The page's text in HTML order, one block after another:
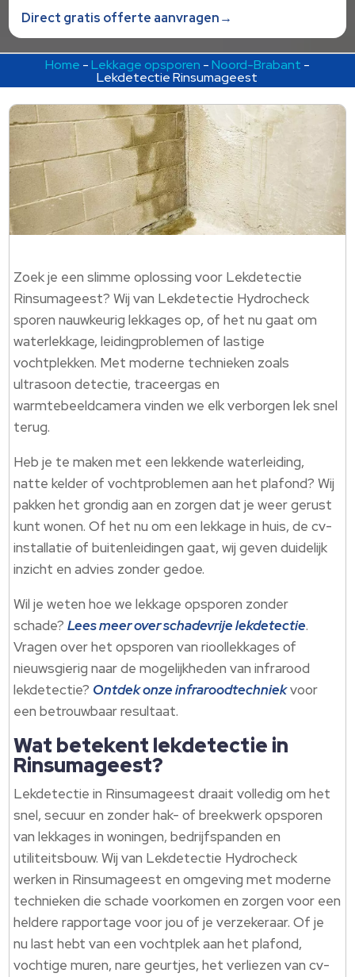
Direct gratis offerte aanvragen→
Home -Lekkage opsporen -Noord-Brabant -
Lekdetectie Rinsumageest
Zoek je een slimme oplossing voor Lekdetectie
Rinsumageest? Wij van Lekdetectie Hydrocheck
sporen nauwkeurig lekkages op, of het nu gaat om
waterlekkage, leidingproblemen of lastige
vochtplekken.​ Met moderne technieken zoals
ultrasoon detectie, traceergas en
warmtebeeldcamera vinden we elk verborgen lek snel
terug.​
Heb je te maken met een lekkende waterleiding,
natte kelder of vochtproblemen aan het plafond? Wij
pakken het grondig aan en zorgen dat je weer gerust
kunt wonen.​ Of het nu om een lekkage in huis, de cv-
installatie of buitenleidingen gaat, wij geven duidelijk
inzicht en advies zonder gedoe.​
Wil je weten hoe we lekkage opsporen zonder
schade?Lees meer over schadevrije lekdetectie.​
Vragen over het opsporen van rioollekkages of
nieuwsgierig naar de mogelijkheden van infrarood
lekdetectie? Ontdek onze infraroodtechniekvoor
een betrouwbaar resultaat.​
Wat betekent lekdetectie in
Rinsumageest?
Lekdetectie in Rinsumageest draait volledig om het
snel, secuur en zonder hak- of breekwerk opsporen
van lekkages in woningen, bedrijfspanden en
utiliteitsbouw.​ Wij van Lekdetectie Hydrocheck
werken in Rinsumageest en omgeving met moderne
technieken die schade voorkomen en zorgen voor een
heldere rapportage voor jou of je verzekeraar.​ Of je
nu last hebt van een vochtplek aan het plafond,
vochtige muren, nare geurtjes, het verliezen van cv-